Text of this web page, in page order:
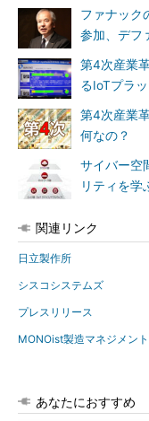
ファナック
参加、デフ
第4次産業
るIoTプラ
第4次産業
何なの？
サイバー空
リティを学
関連リンク
日立製作所
シスコシステムズ
プレスリリース
MONOist製造マネジメン
あなたにおすすめ